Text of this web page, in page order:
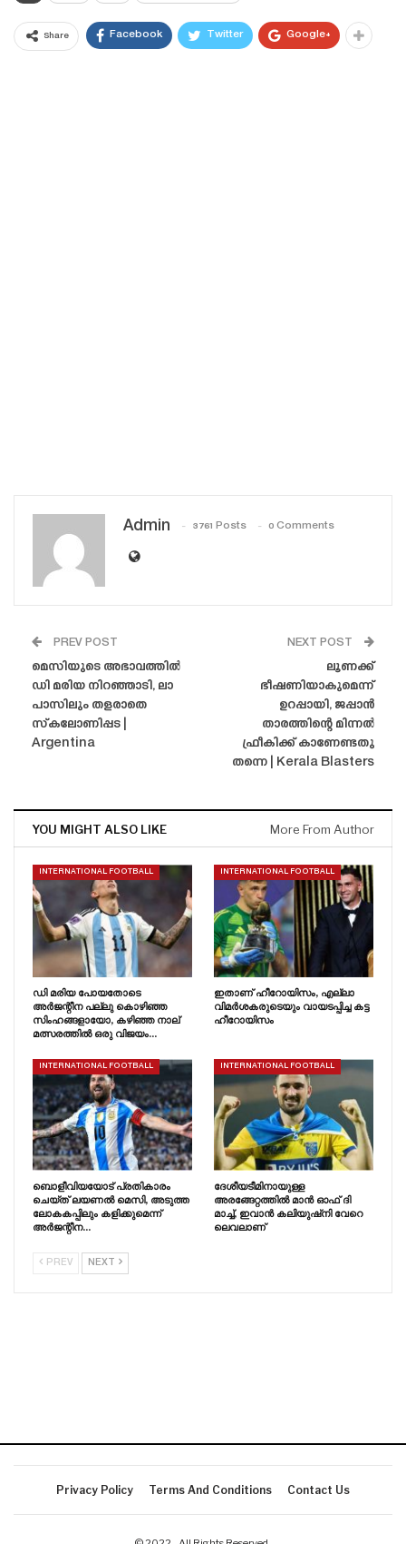
Share Facebook Twitter Google+
Admin 3761 Posts 0 Comments
PREV POST
മെസിയുടെ അഭാവത്തിൽ
ഡി മരിയ നിറഞ്ഞാടി, ലാ
പാസിലും തളരാതെ
സ്‌കലോണിപ്പട |
Argentina
NEXT POST
ലൂണക്ക്
ഭീഷണിയാകുമെന്ന്
ഉറപ്പായി, ജപ്പാൻ
താരത്തിന്റെ മിന്നൽ
ഫ്രീകിക്ക് കാണേണ്ടതു
തന്നെ | Kerala Blasters
YOU MIGHT ALSO LIKE More From Author
INTERNATIONAL FOOTBALL
ഡി മരിയ പോയതോടെ
അർജന്റീന പല്ലു കൊഴിഞ്ഞ
സിംഹങ്ങളായോ, കഴിഞ്ഞ നാല്
മത്സരത്തിൽ ഒരു വിജയം…
INTERNATIONAL FOOTBALL
ഇതാണ് ഹീറോയിസം, എല്ലാ
വിമർശകരുടെയും വായടപ്പിച്ച കട്ട
ഹീറോയിസം
INTERNATIONAL FOOTBALL
ബൊളീവിയയോട് പ്രതികാരം
ചെയ്‌ത്‌ ലയണൽ മെസി, അടുത്ത
ലോകകപ്പിലും കളിക്കുമെന്ന്
അർജന്റീന…
INTERNATIONAL FOOTBALL
ദേശീയടീമിനായുള്ള
അരങ്ങേറ്റത്തിൽ മാൻ ഓഫ് ദി
മാച്ച്, ഇവാൻ കലിയുഷ്‌നി വേറെ
ലെവലാണ്
PREV NEXT
Privacy Policy Terms And Conditions Contact Us